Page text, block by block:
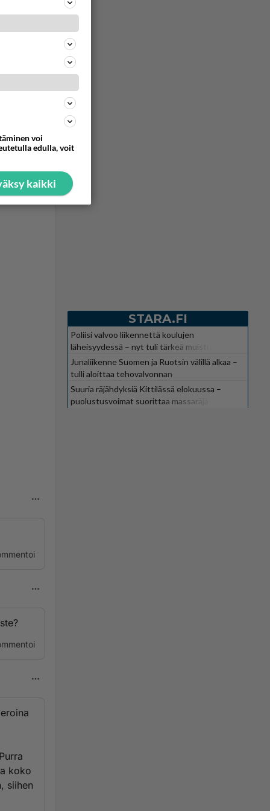
koko
siihen
STARA.FI
Poliisi valvoo liikennettä koulujen
läheisyydessä – nyt tuli tärkeä muistutus
Junaliikenne Suomen ja Ruotsin välillä alkaa –
tulli aloittaa tehovalvonnan
Suuria räjähdyksiä Kittilässä elokuussa –
puolustusvoimat suorittaa massaräjäytyksiä
voi
edulla, voit
kaikki